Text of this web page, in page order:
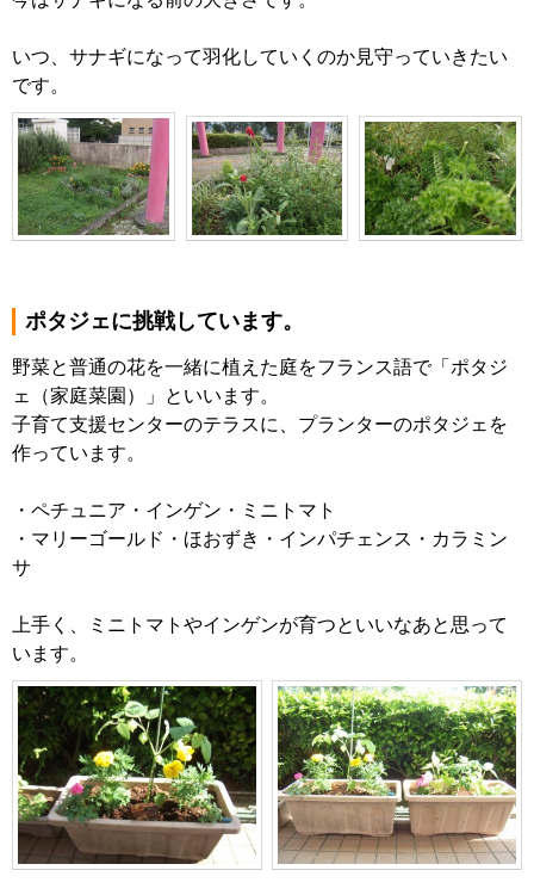
いつ、サナギになって羽化していくのか見守っていきたい
です。
ポタジェに挑戦しています。
野菜と普通の花を一緒に植えた庭をフランス語で「ポタジ
ェ（家庭菜園）」といいます。
子育て支援センターのテラスに、プランターのポタジェを
作っています。
・ペチュニア・インゲン・ミニトマト
・マリーゴールド・ほおずき・インパチェンス・カラミン
サ
上手く、ミニトマトやインゲンが育つといいなあと思って
います。